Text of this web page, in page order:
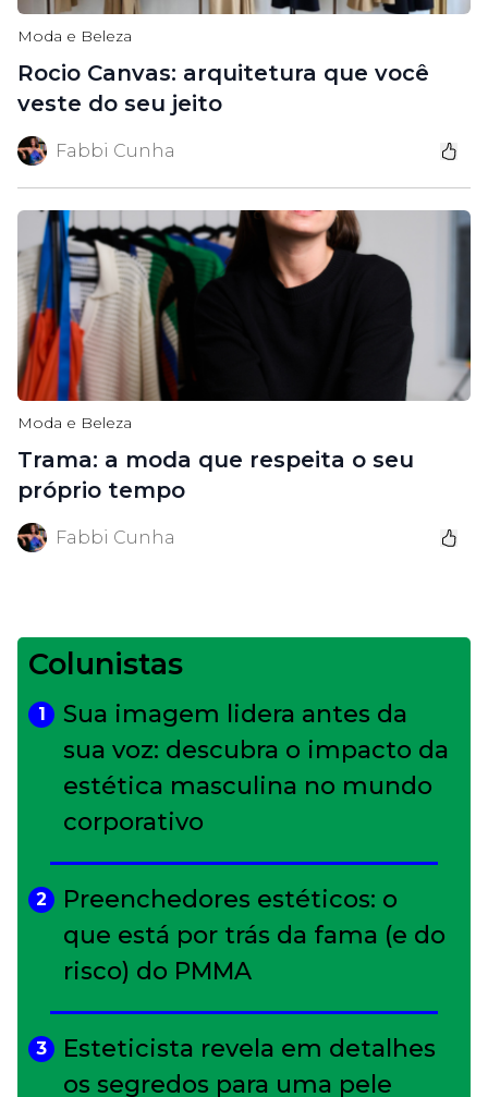
Moda e Beleza
Rocio Canvas: arquitetura que você
veste do seu jeito
Fabbi Cunha
Moda e Beleza
Trama: a moda que respeita o seu
próprio tempo
Fabbi Cunha
Colunistas
1
Sua imagem lidera antes da
sua voz: descubra o impacto da
estética masculina no mundo
corporativo
2
Preenchedores estéticos: o
que está por trás da fama (e do
risco) do PMMA
3
Esteticista revela em detalhes
os segredos para uma pele